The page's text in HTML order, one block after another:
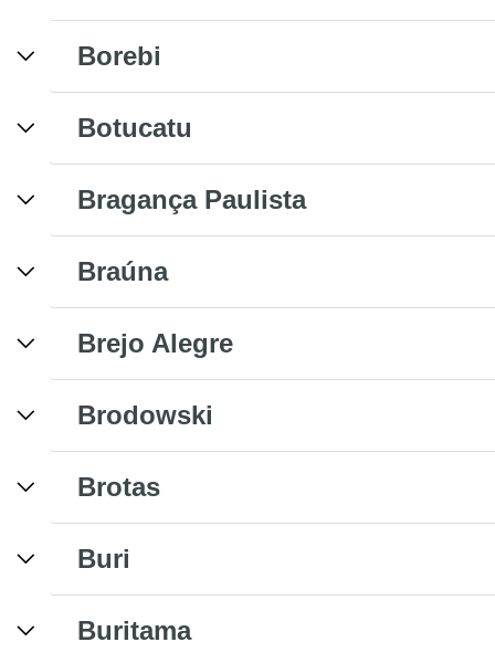
Borebi
Botucatu
Bragança Paulista
Braúna
Brejo Alegre
Brodowski
Brotas
Buri
Buritama